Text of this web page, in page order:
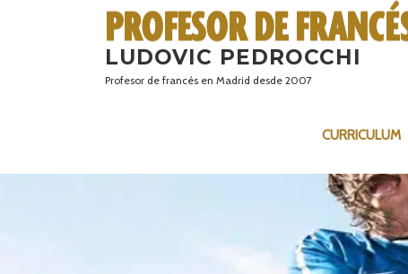
LUDOVIC PEDROCCHI
Profesor de francés en Madrid desde 2007
CURRICULUM